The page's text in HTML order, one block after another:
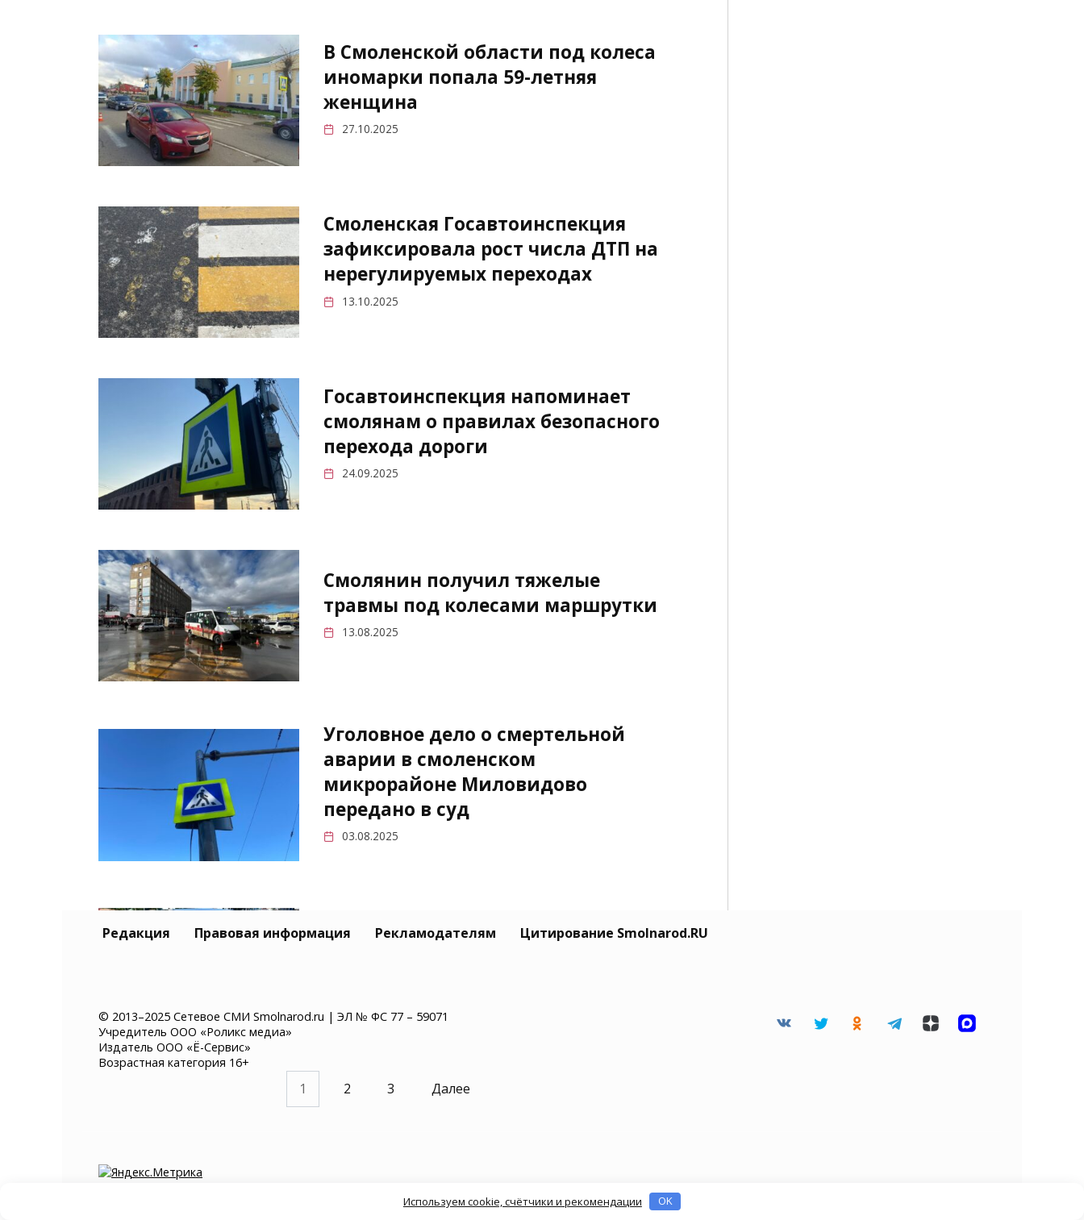
В Смоленской области под колеса
иномарки попала 59-летняя
женщина
27.10.2025
Смоленская Госавтоинспекция
зафиксировала рост числа ДТП на
нерегулируемых переходах
13.10.2025
Госавтоинспекция напоминает
смолянам о правилах безопасного
перехода дороги
24.09.2025
Смолянин получил тяжелые
травмы под колесами маршрутки
13.08.2025
Уголовное дело о смертельной
аварии в смоленском
микрорайоне Миловидово
передано в суд
03.08.2025
Водитель иномарки сбил двух
1 2 3 Далее
Редакция Правовая информация Рекламодателям Цитирование Smolnarod.RU
© 2013–2025 Сетевое СМИ Smolnarod.ru | ЭЛ № ФС 77 – 59071
Учредитель ООО «Роликс медиа»
Издатель ООО «Ё-Сервис»
Возрастная категория 16+
Используем cookie, счётчики и рекомендации OK